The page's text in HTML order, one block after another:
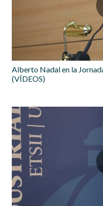
Alberto Nadal en la
(VÍDEOS)